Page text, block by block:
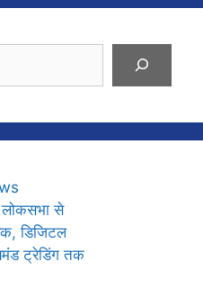
से
डिजिटल
ट्रेडिंग तक